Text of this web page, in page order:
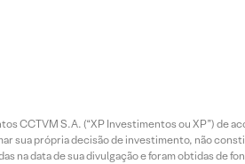
CCTVM S.A. (“XP Investimentos ou XP”)
sua própria decisão de investimento, não
na data de sua divulgação e foram obtidas de